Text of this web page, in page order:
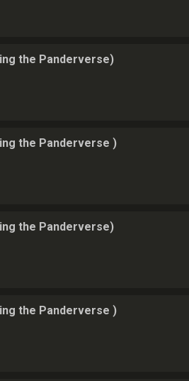
the Panderverse)
the Panderverse )
the Panderverse)
the Panderverse )